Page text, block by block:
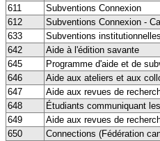
611
Subventions Connexion
612
Subventions Connexion -
633
Subventions
642
Aide à l'édition savante
645
Programme d'aide et de
646
Aide aux ateliers et aux
647
Aide aux revues de
648
Étudiants communiquant
649
Aide aux revues de
650
Connections (Fédération